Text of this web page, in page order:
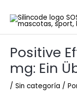
Positive
mg: Ein
/ Sin categoría /